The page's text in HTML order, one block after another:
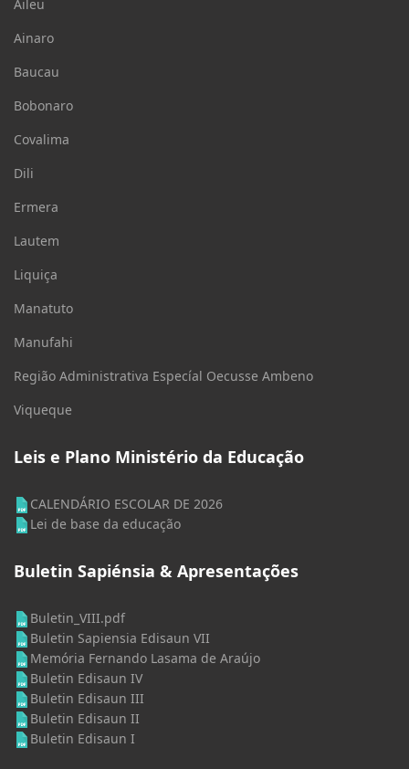
Aileu
Ainaro
Baucau
Bobonaro
Covalima
Dili
Ermera
Lautem
Liquiça
Manatuto
Manufahi
Região Administrativa Especíal Oecusse Ambeno
Viqueque
Leis e Plano Ministério da Educação
CALENDÁRIO ESCOLAR DE 2026
Lei de base da educação
Buletin Sapiénsia & Apresentações
Buletin_VIII.pdf
Buletin Sapiensia Edisaun VII
Memória Fernando Lasama de Araújo
Buletin Edisaun IV
Buletin Edisaun III
Buletin Edisaun II
Buletin Edisaun I